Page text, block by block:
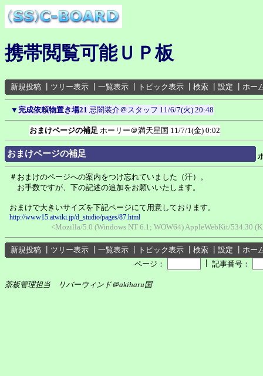
携帯閲覧可能ＵＰ板
新規投稿 ツリー表示 一覧表示 トピック表示 検索 設定 ホー
▼ 完成依頼物置き場21 忌闇装介＠スタッフ 11/6/7(火) 20:48
おまけページの補足 ホーリー＠満天星国 11/7/1(金) 0:02
おまけページの補足
＃おまけのページへの案内をつけ忘れていました（汗）。
お手数ですが、下の記述の追加をお願いいたします。
おまけで大きいサイズを下記ページにて用意しております。
http://www15.atwiki.jp/d_studio/pages/87.html
<Mozilla/5.0 (Windows NT 6.1; WOW64) AppleWebKit/534.30
新規投稿 ツリー表示 一覧表示 トピック表示 検索 設定
ホー
ページ：
記事番号：
茶板管理担当 リバーウィンド＠akiharu国